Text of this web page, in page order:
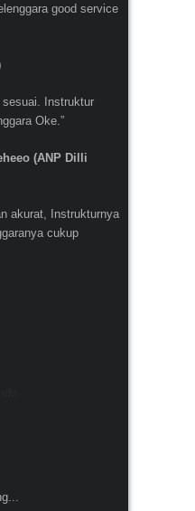
good service
sesuai. Instruktur
Oke.”
(ANP Dilli
akurat, Instrukturnya
cukup